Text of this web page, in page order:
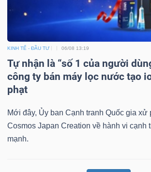
KINH TẾ - ĐẦU TƯ 06/08 13:19
Tự nhận là “số 1 của người
công ty bán máy lọc nước tạo
phạt
Mới đây, Ủy ban Cạnh tranh Quốc gia xử
Cosmos Japan Creation về hành vi cạnh
mạnh.